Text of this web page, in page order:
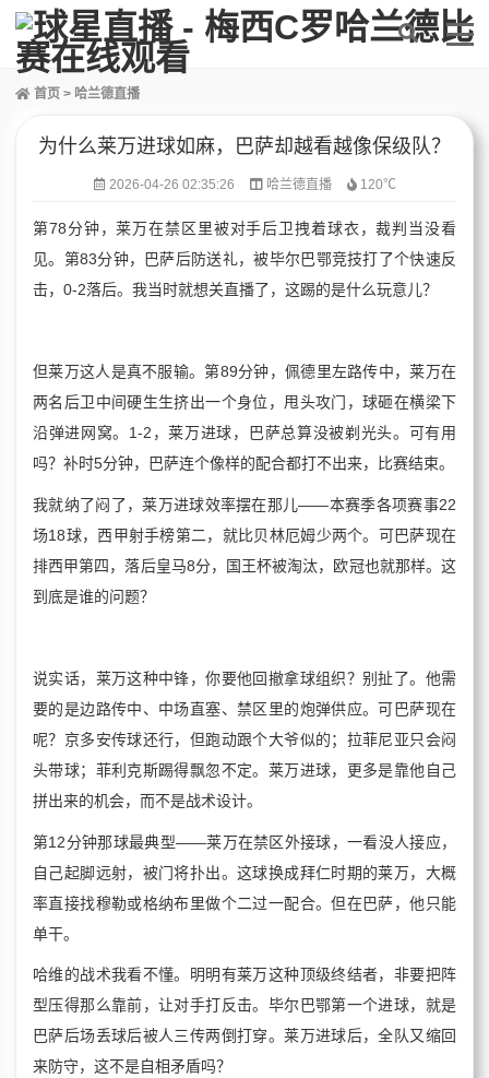
首页 > 哈兰德直播
为什么莱万进球如麻，巴萨却越看越像保级队？
2026-04-26 02:35:26 哈兰德直播 120℃
第78分钟，莱万在禁区里被对手后卫拽着球衣，裁判当没看
见。第83分钟，巴萨后防送礼，被毕尔巴鄂竞技打了个快速反
击，0-2落后。我当时就想关直播了，这踢的是什么玩意儿？
但莱万这人是真不服输。第89分钟，佩德里左路传中，莱万在
两名后卫中间硬生生挤出一个身位，甩头攻门，球砸在横梁下
沿弹进网窝。1-2，莱万进球，巴萨总算没被剃光头。可有用
吗？补时5分钟，巴萨连个像样的配合都打不出来，比赛结束。
我就纳了闷了，莱万进球效率摆在那儿——本赛季各项赛事22
场18球，西甲射手榜第二，就比贝林厄姆少两个。可巴萨现在
排西甲第四，落后皇马8分，国王杯被淘汰，欧冠也就那样。这
到底是谁的问题？
说实话，莱万这种中锋，你要他回撤拿球组织？别扯了。他需
要的是边路传中、中场直塞、禁区里的炮弹供应。可巴萨现在
呢？京多安传球还行，但跑动跟个大爷似的；拉菲尼亚只会闷
头带球；菲利克斯踢得飘忽不定。莱万进球，更多是靠他自己
拼出来的机会，而不是战术设计。
第12分钟那球最典型——莱万在禁区外接球，一看没人接应，
自己起脚远射，被门将扑出。这球换成拜仁时期的莱万，大概
率直接找穆勒或格纳布里做个二过一配合。但在巴萨，他只能
单干。
哈维的战术我看不懂。明明有莱万这种顶级终结者，非要把阵
型压得那么靠前，让对手打反击。毕尔巴鄂第一个进球，就是
巴萨后场丢球后被人三传两倒打穿。莱万进球后，全队又缩回
来防守，这不是自相矛盾吗？